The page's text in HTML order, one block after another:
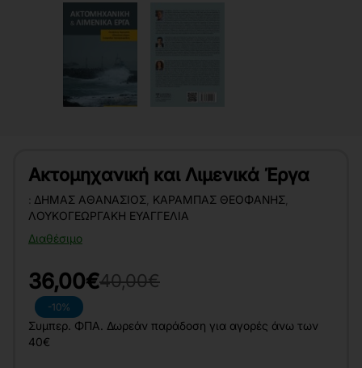
Ακτομηχανική και Λιμενικά Έργα
Διαθέσιμο
: ΔΉΜΑΣ ΑΘΑΝΆΣΙΟΣ ΚΑΡΑΜΠΆΣ ΘΕΟΦΆΝΗΣ
ΛΟΥΚΟΓΕΩΡΓΆΚΗ ΕΥΑΓΓΕΛΊΑ
-10%
36,00€40,00€
Συμπερ. ΦΠΑ. Δωρεάν παράδοση για αγορές άνω των
40€